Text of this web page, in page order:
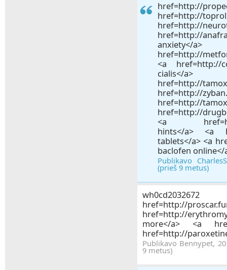
href=http://
href=http://
href=http://
href=http://
href=http://
<a href=http://
href=http://
href=http://
href=http://
href=http://
<a
hints</a> <a
tablets</a> <a
baclofen online</
Publikavo
(prieš 9 metus)
href=http://
href=http://
more</a> <a
href=http://
Publikavo Bennypet,
9 metus)